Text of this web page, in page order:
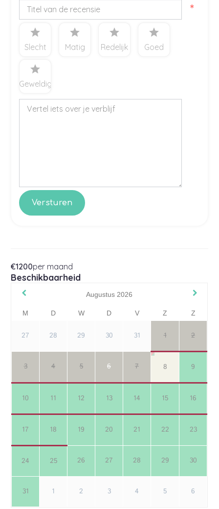
*
star
Slecht
star
Matig
star
Redelijk
star
Goed
star
Geweldig
€1200per maand
Beschikbaarheid